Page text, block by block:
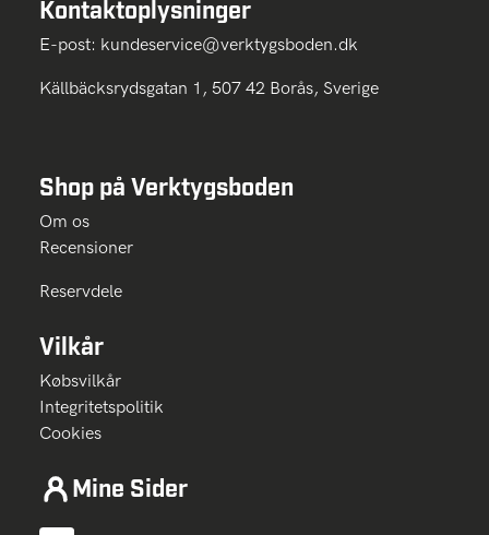
Kontaktoplysninger
E-post: kundeservice@verktygsboden.dk
Källbäcksrydsgatan 1, 507 42 Borås, Sverige
Shop på Verktygsboden
Om os
Recensioner
Reservdele
Vilkår
Købsvilkår
Integritetspolitik
Cookies
Mine Sider